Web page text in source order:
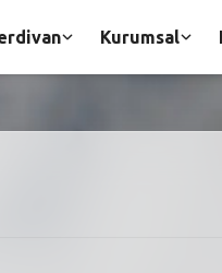
Kurumsal